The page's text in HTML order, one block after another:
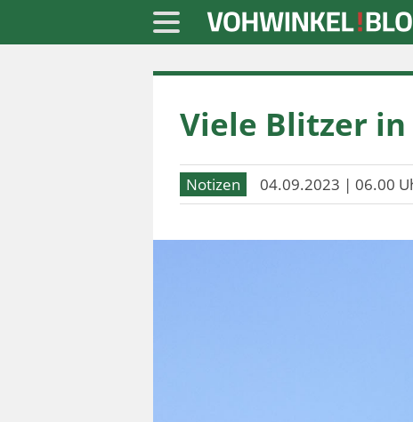
Startseite
» Blaulicht
» Notizen
Viele Blitzer
Notizen 04.09.2023 | 06.00